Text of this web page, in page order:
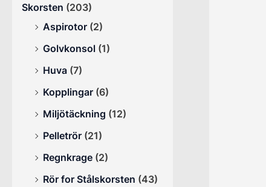
Skorsten (203)
Aspirotor (2)
Golvkonsol (1)
Huva (7)
Kopplingar (6)
Miljötäckning (12)
Pelletrör (21)
Regnkrage (2)
Rör for Stålskorsten (43)